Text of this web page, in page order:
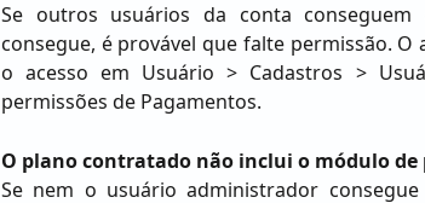
Se outros usuários da conta
consegue, é provável que falte permissão.
o acesso em Usuário > Cadastros >
permissões de Pagamentos.
O plano contratado não inclui o módulo de
Se nem o usuário administrador